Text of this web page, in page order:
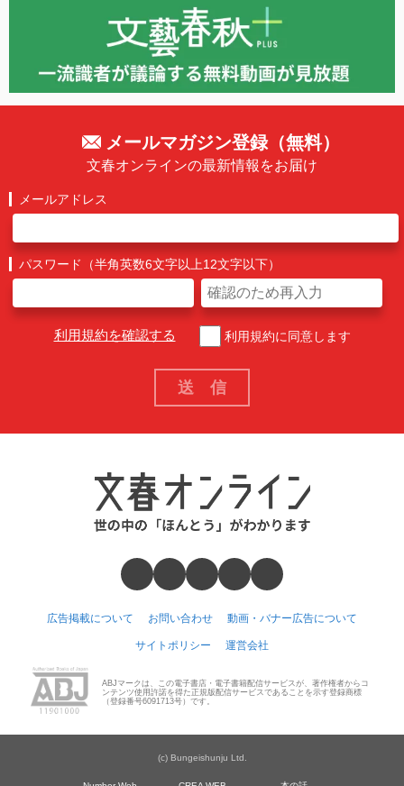
メールマガジン登録（無料）
文春オンラインの最新情報をお届け
メールアドレス
パスワード（半角英数6文字以上12文字以下）
利用規約を確認する 利用規約に同意します
広告掲載について お問い合わせ 動画・バナー広告について
サイトポリシー 運営会社
ABJマークは、この電子書店・電子書籍配信サービスが、著作権者からコ
ンテンツ使用許諾を得た正規版配信サービスであることを示す登録商標
（登録番号6091713号）です。
(c) Bungeishunju Ltd.